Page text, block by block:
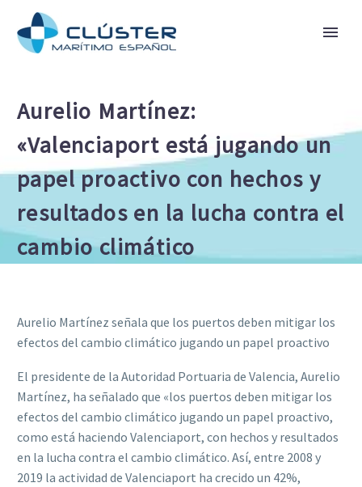
Aurelio Martínez:
«Valenciaport está jugando un
papel proactivo con hechos y
resultados en la lucha contra el
cambio climático
Aurelio Martínez señala que los puertos deben mitigar los
efectos del cambio climático jugando un papel proactivo
El presidente de la Autoridad Portuaria de Valencia, Aurelio
Martínez, ha señalado que «los puertos deben mitigar los
efectos del cambio climático jugando un papel proactivo,
como está haciendo Valenciaport, con hechos y resultados
en la lucha contra el cambio climático. Así, entre 2008 y
2019 la actividad de Valenciaport ha crecido un 42%,